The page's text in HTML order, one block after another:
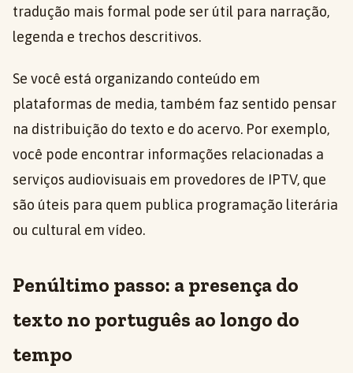
tradução mais formal pode ser útil para narração,
legenda e trechos descritivos.
Se você está organizando conteúdo em
plataformas de media, também faz sentido pensar
na distribuição do texto e do acervo. Por exemplo,
você pode encontrar informações relacionadas a
serviços audiovisuais em provedores de IPTV, que
são úteis para quem publica programação literária
ou cultural em vídeo.
Penúltimo passo: a presença do
texto no português ao longo do
tempo